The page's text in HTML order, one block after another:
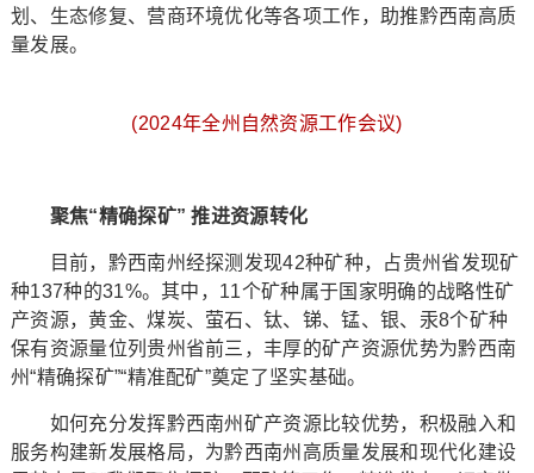
划、生态修复、营商环境优化等各项工作，助推黔西南高质
量发展。
(2024年全州自然资源工作会议)
聚焦“精确探矿” 推进资源转化
目前，黔西南州经探测发现42种矿种，占贵州省发现矿
种137种的31%。其中，11个矿种属于国家明确的战略性矿
产资源，黄金、煤炭、萤石、钛、锑、锰、银、汞8个矿种
保有资源量位列贵州省前三，丰厚的矿产资源优势为黔西南
州“精确探矿”“精准配矿”奠定了坚实基础。
如何充分发挥黔西南州矿产资源比较优势，积极融入和
服务构建新发展格局，为黔西南州高质量发展和现代化建设